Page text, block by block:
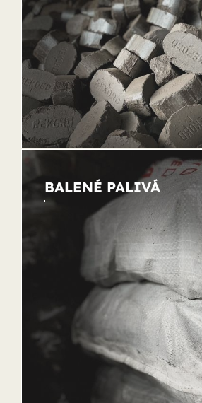
BALENÉ PALIVÁ